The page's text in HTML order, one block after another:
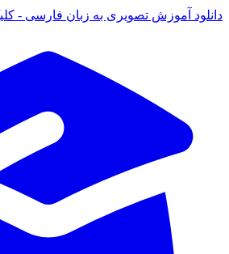
آموزش تصویری به زبان فارسی - کلیک کنید